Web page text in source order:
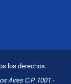
los derechos.
Aires C.P. 1001 -